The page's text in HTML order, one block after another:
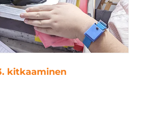
kitkaaminen